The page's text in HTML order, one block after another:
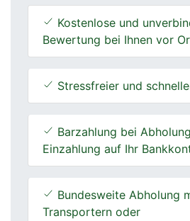
Kostenlose und
Bewertung bei Ihnen vor
Stressfreier und
Barzahlung bei
Einzahlung auf Ihr
Bundesweite Abholung
Transportern oder